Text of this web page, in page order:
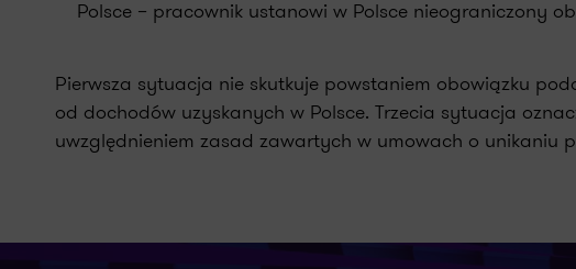
Polsce – pracownik ustanowi w Polsce nieograniczony
Pierwsza sytuacja nie skutkuje powstaniem obowiązku
od dochodów uzyskanych w Polsce. Trzecia sytuacja
uwzględnieniem zasad zawartych w umowach o unikaniu